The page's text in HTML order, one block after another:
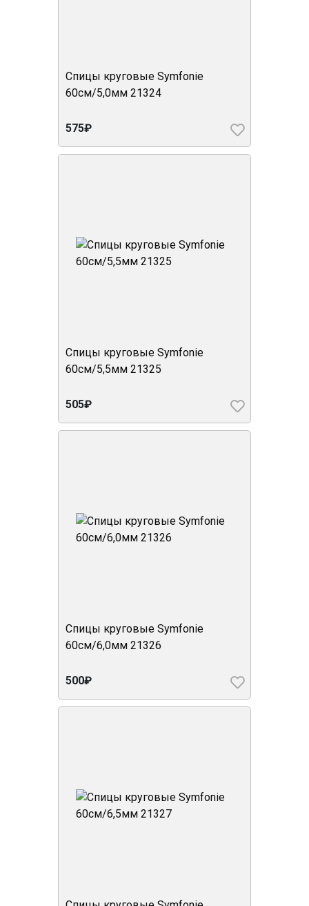
Спицы круговые Symfonie
60см/5,0мм 21324
575₽
Спицы круговые Symfonie
60см/5,5мм 21325
505₽
Спицы круговые Symfonie
60см/6,0мм 21326
500₽